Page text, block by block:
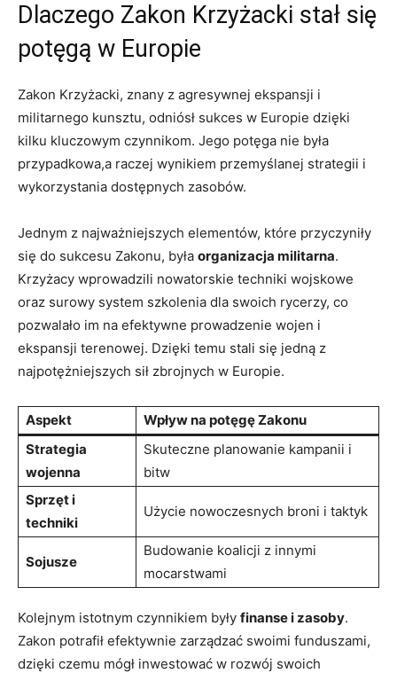
Dlaczego Zakon Krzyżacki stał się
potęgą w Europie
Zakon Krzyżacki, znany z agresywnej ekspansji i
militarnego kunsztu, odniósł sukces w Europie dzięki
kilku kluczowym czynnikom. Jego potęga nie była
przypadkowa,a raczej wynikiem przemyślanej strategii i
wykorzystania dostępnych zasobów.
Jednym z najważniejszych elementów, które przyczyniły
się do sukcesu Zakonu, była organizacja militarna.
Krzyżacy wprowadzili nowatorskie techniki wojskowe
oraz surowy system szkolenia dla swoich rycerzy, co
pozwalało im na efektywne prowadzenie wojen i
ekspansji terenowej. Dzięki temu stali się jedną z
najpotężniejszych sił zbrojnych w Europie.
Aspekt
Wpływ na potęgę Zakonu
Strategia
wojenna
Skuteczne planowanie kampanii i
bitw
Sprzęt i
techniki
Użycie nowoczesnych broni i taktyk
Sojusze
Budowanie koalicji z innymi
mocarstwami
Kolejnym istotnym czynnikiem były finanse i zasoby.
Zakon potrafił efektywnie zarządzać swoimi funduszami,
dzięki czemu mógł inwestować w rozwój swoich